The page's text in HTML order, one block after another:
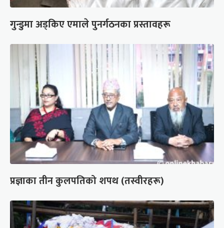
गुन्डुमा अड्किए एमाले पुनर्गठनका प्रस्तावहरू
प्रज्ञाका तीन कुलपतिको शपथ (तस्वीरहरू)